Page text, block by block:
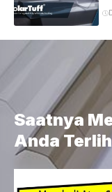
Saatnya
Anda